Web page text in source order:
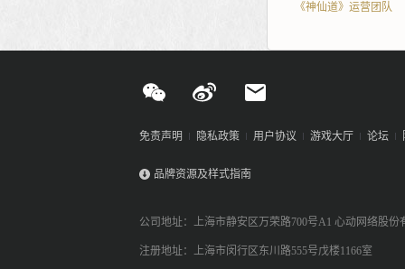
《神仙道》运营团队
免责声明 隐私政策 用户协议 游戏大厅 论坛
品牌资源及样式指南
公司地址：上海市静安区万荣路700号A1 心动网络股份
注册地址：上海市闵行区东川路555号戊楼1166室